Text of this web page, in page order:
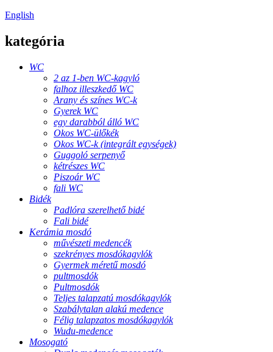
English
kategória
WC
2 az 1-ben WC-kagyló
falhoz illeszkedő WC
Arany és színes WC-k
Gyerek WC
egy darabból álló WC
Okos WC-ülőkék
Okos WC-k (integrált egységek)
Guggoló serpenyő
kétrészes WC
Piszoár WC
fali WC
Bidék
Padlóra szerelhető bidé
Fali bidé
Kerámia mosdó
művészeti medencék
szekrényes mosdókagylók
Gyermek méretű mosdó
pultmosdók
Pultmosdók
Teljes talapzatú mosdókagylók
Szabálytalan alakú medence
Félig talapzatos mosdókagylók
Wudu-medence
Mosogató